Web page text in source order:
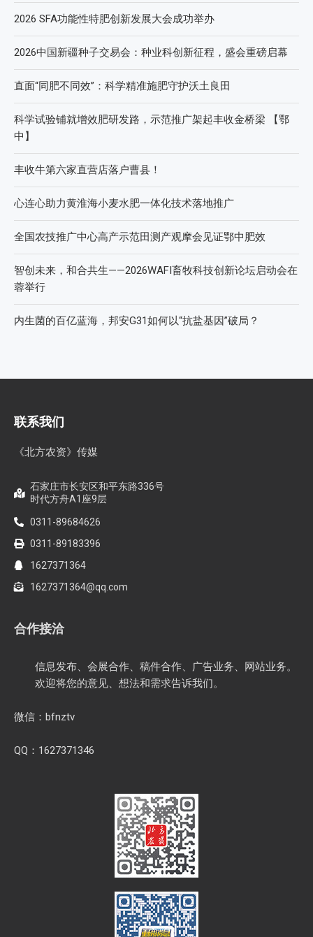
2026 SFA功能性特肥创新发展大会成功举办
2026中国新疆种子交易会：种业科创新征程，盛会重磅启幕
直面“同肥不同效”：科学精准施肥守护沃土良田
科学试验铺就增效肥研发路，示范推广架起丰收金桥梁 【鄂
中】
丰收牛第六家直营店落户曹县！
心连心助力黄淮海小麦水肥一体化技术落地推广
全国农技推广中心高产示范田测产观摩会见证鄂中肥效
智创未来，和合共生——2026WAFI畜牧科技创新论坛启动会在
蓉举行
内生菌的百亿蓝海，邦安G31如何以“抗盐基因”破局？
联系我们
《北方农资》传媒
石家庄市长安区和平东路336号
时代方舟A1座9层
0311-89684626
0311-89183396
1627371364
1627371364@qq.com
合作接洽
信息发布、会展合作、稿件合作、广告业务、网站业务。
欢迎将您的意见、想法和需求告诉我们。
微信：bfnztv
QQ：1627371346